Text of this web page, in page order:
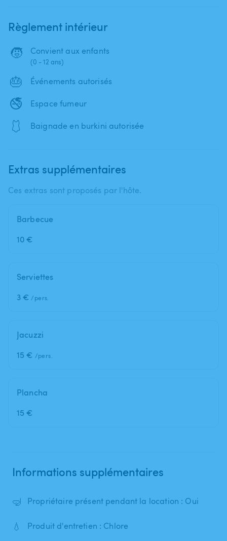
Règlement intérieur
🧒 Convient aux enfants
(0 - 12 ans)
🎂 Événements autorisés
🚭 Espace fumeur
🩱 Baignade en burkini autorisée
Extras supplémentaires
Ces extras sont proposés par l'hôte.
Barbecue
10 €
Serviettes
3 € /pers.
Jacuzzi
15 € /pers.
Plancha
15 €
Informations supplémentaires
🤿 Propriétaire présent pendant la location : Oui
💧 Produit d'entretien : Chlore